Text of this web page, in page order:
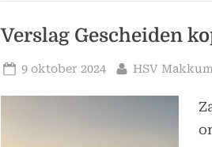
Verslag Gescheiden
Geplaatst
9 oktober 2024 Door
HSV